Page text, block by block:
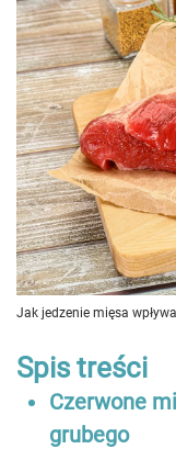
Jak jedzenie mięsa
Spis treści
Czerwone
grubego